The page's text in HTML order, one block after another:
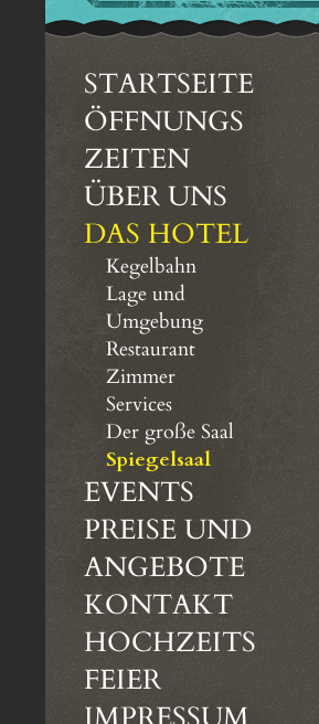
STARTSEITE
ÖFFNUNGS
ZEITEN
ÜBER UNS
DAS HOTEL
Kegelbahn
Lage und
Umgebung
Restaurant
Zimmer
Services
Der große Saal
Spiegelsaal
EVENTS
PREISE UND
ANGEBOTE
KONTAKT
HOCHZEITS
FEIER